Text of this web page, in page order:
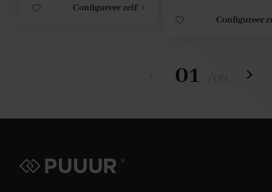
Configureer zelf
Configureer
01